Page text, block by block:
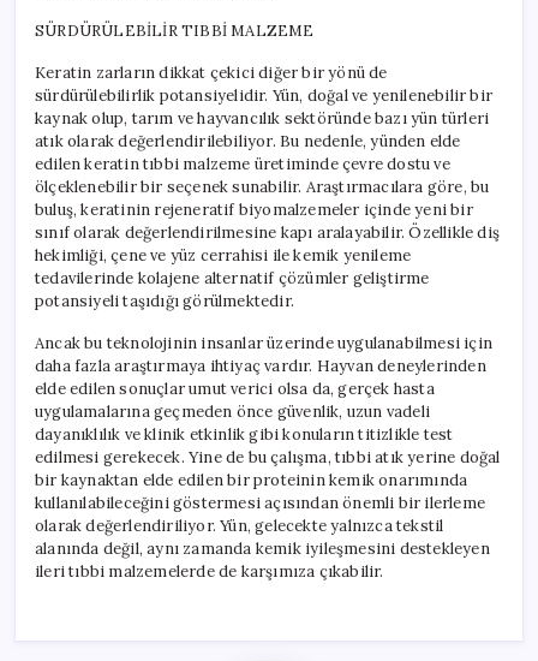
SÜRDÜRÜLEBİLİR TIBBİ MALZEME
Keratin zarların dikkat çekici diğer bir yönü de
sürdürülebilirlik potansiyelidir. Yün, doğal ve yenilenebilir bir
kaynak olup, tarım ve hayvancılık sektöründe bazı yün türleri
atık olarak değerlendirilebiliyor. Bu nedenle, yünden elde
edilen keratin tıbbi malzeme üretiminde çevre dostu ve
ölçeklenebilir bir seçenek sunabilir. Araştırmacılara göre, bu
buluş, keratinin rejeneratif biyomalzemeler içinde yeni bir
sınıf olarak değerlendirilmesine kapı aralayabilir. Özellikle diş
hekimliği, çene ve yüz cerrahisi ile kemik yenileme
tedavilerinde kolajene alternatif çözümler geliştirme
potansiyeli taşıdığı görülmektedir.
Ancak bu teknolojinin insanlar üzerinde uygulanabilmesi için
daha fazla araştırmaya ihtiyaç vardır. Hayvan deneylerinden
elde edilen sonuçlar umut verici olsa da, gerçek hasta
uygulamalarına geçmeden önce güvenlik, uzun vadeli
dayanıklılık ve klinik etkinlik gibi konuların titizlikle test
edilmesi gerekecek. Yine de bu çalışma, tıbbi atık yerine doğal
bir kaynaktan elde edilen bir proteinin kemik onarımında
kullanılabileceğini göstermesi açısından önemli bir ilerleme
olarak değerlendiriliyor. Yün, gelecekte yalnızca tekstil
alanında değil, aynı zamanda kemik iyileşmesini destekleyen
ileri tıbbi malzemelerde de karşımıza çıkabilir.